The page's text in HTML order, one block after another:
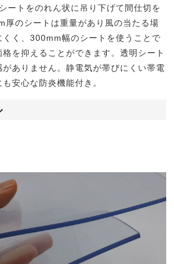
ートをのれん状に吊り下げて間仕切を
厚のシートは重量があり風の当たる場
くく、300mm幅のシートを使うことで
を抑えることができます。透明シート
ありません。静電気が帯びにくい帯電
安心な防炎機能付き。